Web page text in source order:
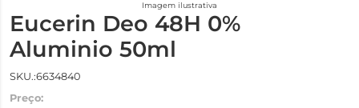
Imagem ilustrativa
Eucerin Deo 48H 0%
Aluminio 50ml
SKU.:6634840
Preço: